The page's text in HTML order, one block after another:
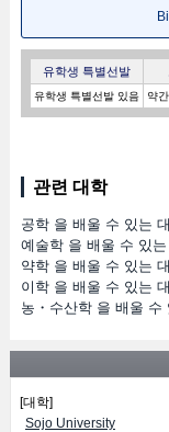
유학생 특별선발
유학생 특별선발 있음 약
관련 대학
공학 을 배울 수 있는
예술학 을 배울 수 있는
약학 을 배울 수 있는
이학 을 배울 수 있는
농・수산학 을 배울 수
[대학]
Sojo University